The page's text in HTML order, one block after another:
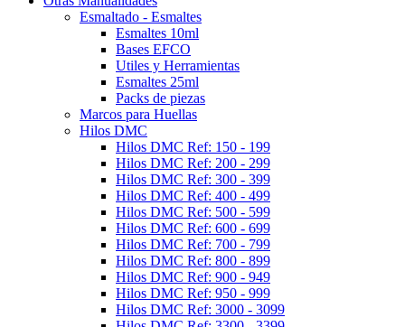
Esmaltado - Esmaltes
Esmaltes 10ml
Bases EFCO
Utiles y Herramientas
Esmaltes 25ml
Packs de piezas
Marcos para Huellas
Hilos DMC
Hilos DMC Ref: 150 - 199
Hilos DMC Ref: 200 - 299
Hilos DMC Ref: 300 - 399
Hilos DMC Ref: 400 - 499
Hilos DMC Ref: 500 - 599
Hilos DMC Ref: 600 - 699
Hilos DMC Ref: 700 - 799
Hilos DMC Ref: 800 - 899
Hilos DMC Ref: 900 - 949
Hilos DMC Ref: 950 - 999
Hilos DMC Ref: 3000 - 3099